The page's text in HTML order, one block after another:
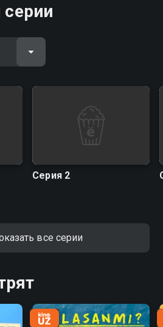
совершенно бесплатно в
на hophop.tv
Серия 2
все серии